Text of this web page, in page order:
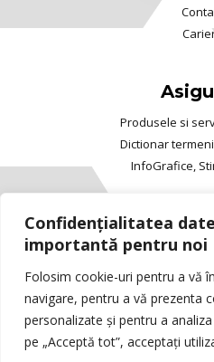
Confidențialitatea
importantă pentru noi
Folosim cookie-uri pentru a vă
navigare, pentru a vă prezenta
personalizate și pentru a
pe „Acceptă tot”, acceptați
Produsele si
Dictionar
InfoGrafice,
Copyright © 2025 Viva™
ANPC/ASF/
Vizionarea continutului
acordul